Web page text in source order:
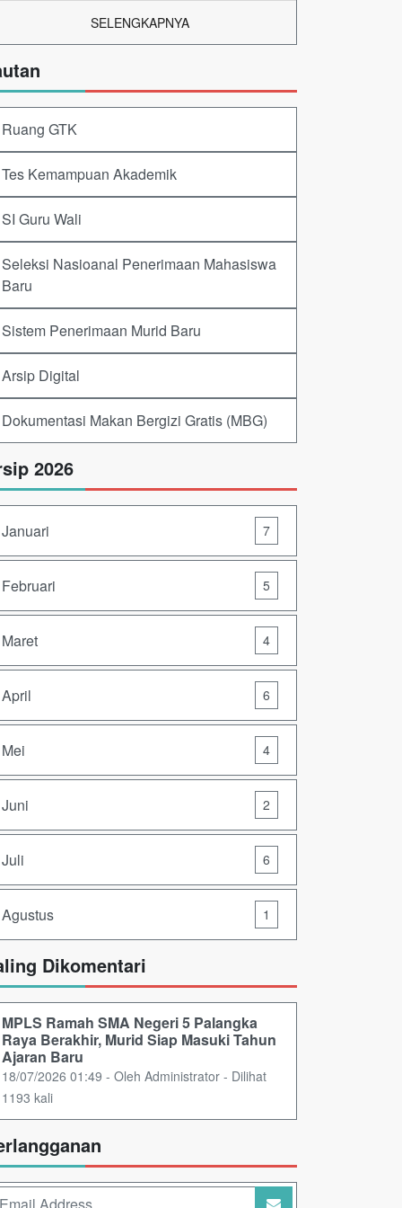
SELENGKAPNYA
Ruang GTK
Tes Kemampuan Akademik
SI Guru Wali
Seleksi Nasioanal Penerimaan Mahasiswa
Baru
Sistem Penerimaan Murid Baru
Arsip Digital
Dokumentasi Makan Bergizi Gratis (MBG)
2026
Januari 7
Februari 5
Maret 4
April 6
Mei 4
Juni 2
Juli 6
Agustus 1
Dikomentari
MPLS Ramah SMA Negeri 5 Palangka
Raya Berakhir, Murid Siap Masuki Tahun
Ajaran Baru
18/07/2026 01:49 - Oleh Administrator - Dilihat
1193 kali